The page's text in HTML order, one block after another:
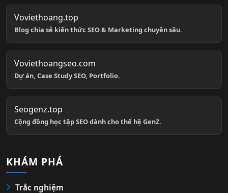
Voviethoang.top
Blog chia sẻ kiến thức SEO & Marketing chuyên sâu.
Voviethoangseo.com
Dự án, Case Study SEO, Portfolio.
Seogenz.top
Cộng đồng học tập SEO dành cho thế hệ GenZ.
KHÁM PHÁ
Trắc nghiệm